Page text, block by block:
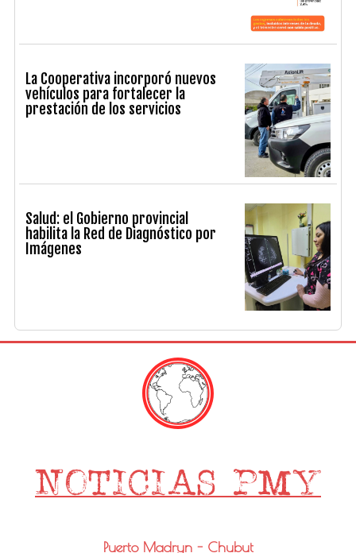
La Cooperativa incorporó nuevos
vehículos para fortalecer la
prestación de los servicios
Salud: el Gobierno provincial
habilita la Red de Diagnóstico por
Imágenes
Puerto Madryn - Chubut